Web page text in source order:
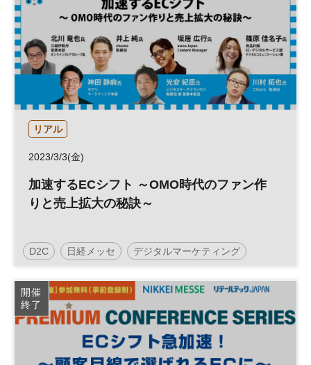
リアル
2023/3/3(金)
加速するECシフト ～OMO時代のファン作
りと売上拡大の秘訣～
D2C 日経メッセ デジタルマーケティング
開催
終了